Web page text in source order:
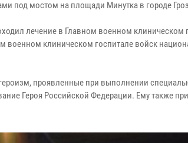
под мостом на площади Минутка в городе
лечение в Главном военном клиническом
военном клиническом госпитале войск
проявленные при выполнении
Героя Российской Федерации. Ему также